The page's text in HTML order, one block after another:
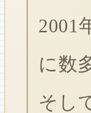
2001
に数
そし